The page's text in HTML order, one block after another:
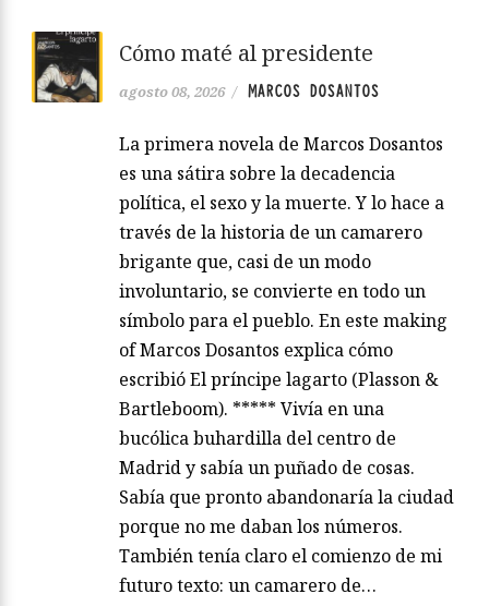
Cómo maté al presidente
agosto 08, 2026 / MARCOS DOSANTOS
La primera novela de Marcos Dosantos
es una sátira sobre la decadencia
política, el sexo y la muerte. Y lo hace a
través de la historia de un camarero
brigante que, casi de un modo
involuntario, se convierte en todo un
símbolo para el pueblo. En este making
of Marcos Dosantos explica cómo
escribió El príncipe lagarto (Plasson &
Bartleboom). ***** Vivía en una
bucólica buhardilla del centro de
Madrid y sabía un puñado de cosas.
Sabía que pronto abandonaría la ciudad
porque no me daban los números.
También tenía claro el comienzo de mi
futuro texto: un camarero de…